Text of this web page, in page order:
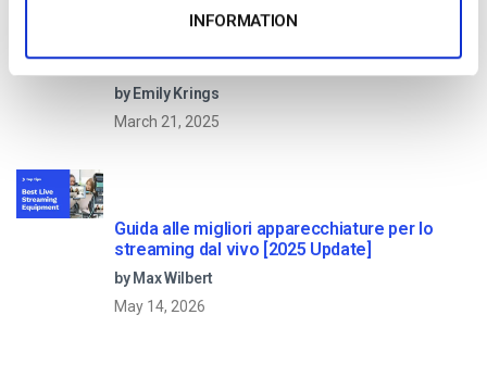
INFORMATION
conferenze e riunioni virtuali [2021 Update]
by Emily Krings
March 21, 2025
Guida alle migliori apparecchiature per lo
streaming dal vivo [2025 Update]
by Max Wilbert
May 14, 2026